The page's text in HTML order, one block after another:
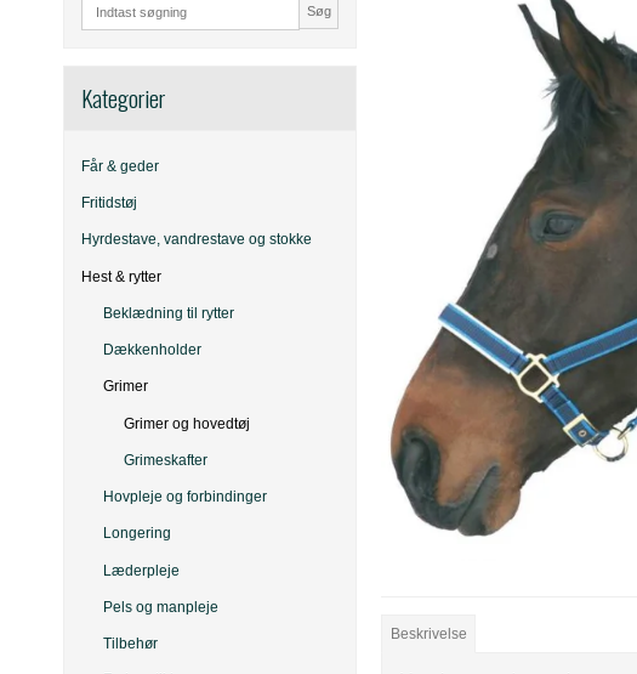
Søg
Kategorier
Får & geder
Fritidstøj
Hyrdestave, vandrestave og stokke
Hest & rytter
Beklædning til rytter
Dækkenholder
Grimer
Grimer og hovedtøj
Grimeskafter
Hovpleje og forbindinger
Longering
Læderpleje
Pels og manpleje
Tilbehør
Beskrivelse